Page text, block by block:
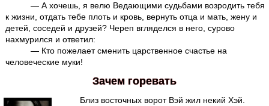
— А хочешь, я велю Ведающими судьбами возродить тебя
к жизни, отдать тебе плоть и кровь, вернуть отца и мать, жену и
детей, соседей и друзей? Череп вгляделся в него, сурово
нахмурился и ответил:
— Кто пожелает сменить царственное счастье на
человеческие муки!
Зачем горевать
Близ восточных ворот Вэй жил некий Хэй.